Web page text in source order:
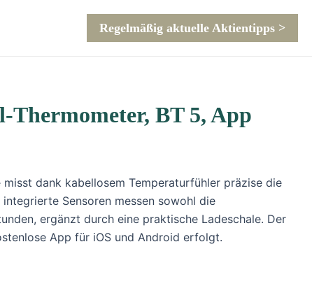
Regelmäßig aktuelle Aktientipps >
Thermometer, BT 5, App
dank kabellosem Temperaturfühler präzise die
Sensoren messen sowohl die
ergänzt durch eine praktische Ladeschale. Der
App für iOS und Android erfolgt.